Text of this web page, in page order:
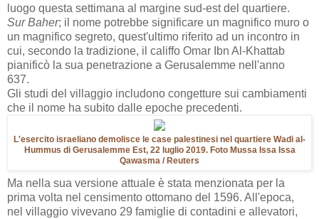
luogo questa settimana al margine sud-est del quartiere.
Sur Baher; il nome potrebbe significare un magnifico muro o
un magnifico segreto, quest'ultimo riferito ad un incontro in
cui, secondo la tradizione, il califfo Omar Ibn Al-Khattab
pianificò la sua penetrazione a Gerusalemme nell'anno
637.
Gli studi del villaggio includono congetture sui cambiamenti
che il nome ha subito dalle epoche precedenti.
L'esercito israeliano demolisce le case palestinesi nel quartiere Wadi al-
Hummus di Gerusalemme Est, 22 luglio 2019. Foto Mussa Issa Issa
Qawasma / Reuters
Ma nella sua versione attuale è stata menzionata per la
prima volta nel censimento ottomano del 1596. All'epoca,
nel villaggio vivevano 29 famiglie di contadini e allevatori,